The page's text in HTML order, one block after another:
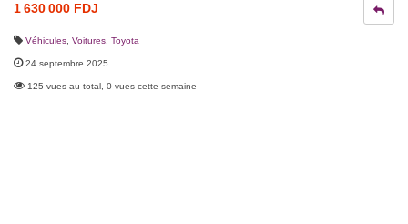
1 630 000 FDJ
Véhicules Voitures Toyota
24 septembre 2025
125 vues au total, 0 vues cette semaine